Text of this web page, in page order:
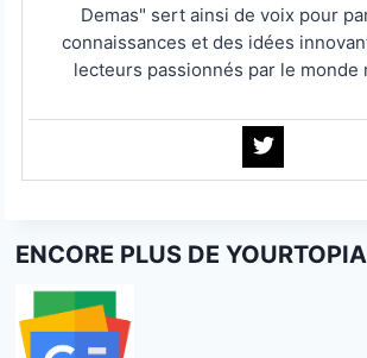
Demas" sert ainsi de voix pour
connaissances et des idées
lecteurs passionnés par le monde
ENCORE PLUS DE YOURTOPIA